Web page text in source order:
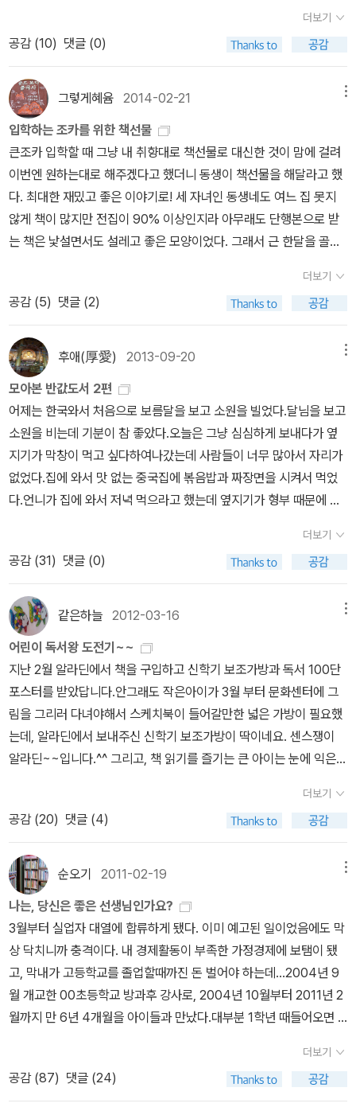
이런 짓은 터럭만큼도 푸른길이 아니다. 한 아이도 팽개치지(포기)
않겠다고 말하려면, 풀 한 포기와 나무 한 그루를 고이 아끼고 보살피
는 길을 열어야 맞다. 나무 한 그루와 아이 하나가 나란하다. 시골과
서울이 함께살 수 있는 길이 아니라면 모두 겉치레요 눈속임이며 거
짓말이다. 삽질로 목돈을 끌어들이는 짓을 멈출 때라야 비로소 아이
어른이 함께웃는 터전으로 나아가겠지. 2026.5.26.ㅍㄹㄴ글 : 숲노
래·파란놀(최종규). 낱말책과 노래를 쓴다. 숲을 품은 시골에서 산다.
살림을 짓는 하루를 가꾼다. 《열두 달 소꿉노래》, 《풀꽃나무 들숲노
래 동시 따라쓰기》, 《새로 쓰는 말밑 꾸러미 사전》, 《미래세대를 위한
《우리말꽃》, 《쉬운 말이 평화》, 《곁말》, 《책숲마실》, 《우리말 수수께
끼 동시》, 《시골에서 살림 짓는 즐거움》, 《이오덕 마음 읽기》를 썼다.
람있었다. 머메이드지로 계단북을 만들어 꾸몄는데, 팀장님이 준비
해 준 화려한 색상을 아이들은 좋아했다.ㅋㅋ <책으로 만나는 인권
학교>와 <인권을 그리다> 미션코너에서 보게 될 인권도서는, 아이들
과 같이 알아보고 생각해 볼 항목으로 --인권 바로 알기, 유엔아동권
리협약, 세계인권선언문, 차별받지 않을 권리, 표현의 자유와 의견존
중, 충분히 쉬고 놀 권리, 교육받을 권리, 건강과 안전의 권리, 보호받
을 권리, 한 사람의 열 걸음 열 사람의 한 걸음 등에 맞춰 선정한 책이
다. 이 외에도 좋은 그림책 특히 우리창작그림책 추천해주
시면 감사하겠습니다~ ^^ <함께살기>님이 추천해주신 책도 추가합
니다~ 고맙습니다! 그리고 함께 살펴볼 인물책으로는, 무소유의
삶을 살며 어려운 이웃들에게 참사랑의 인술을 펼친 의사 장기려 <바
삶을 그린 <소록도 큰할매와 작은할매> 양철북의 인물이야기 시리즈
어린이 도서의 할인도 이어진다. 파주에 갔을 때 <아름다운
사람들> 출판사 앞에서 미끄럼 탔던 기억이(내가 아니라 아들이^^)
도 싼 것 같다. (9월 30일까지) 출판사의 그림책 중 두 권의 그림책을
좋아한다. [알몸으로 학교 간 날]은 입학 선물로 좋은 책이고 [마음이
아플까봐]는 두고두고 보아도 좋은 책이다. 아직 읽지 못했지만 소유
하고 싶은 책은 [손놀이 손유희]인데 내가 아주 취약한 부분이라 보고
익혀봐야겠다. [공주들의 반란]은 아들의 여자친구에게 선물하고 싶
어서 장바구니에 담아두었고, [책을 좋아하는 아이]의 표지가 무척 맘
에 든다. 그러나 '공부가 되는' 시리즈는 영 마음에 안든다. 그래도 그
게 젤 잘 팔리겠지? 씁쓸해진다. 그리고 아직 읽지 않
때 사랑해 마지 않았던 아멜리 노통브의 소설이 신작 발표를 맞아 구
간 반값 할인을 하고 있다. (10월 24일까지) 노블마인에서
는 반값을 넘어선 가격행사를 하기에 또 이 사람의 마음을 뒤흔든다.
(10월 24일까지)다른 것은 버리기도 잘 하고 남주기도 잘하고 충동
구매도 잘 안하는데 어째 책은 안된다. 때마침 스트레스 받는 일이 있
어서 말이지 그 핑계로 또 사지 않을까 조심스레 추측해본다.^^;;
나, 프랑스 가고 싶은 거 맞지?파리에서 커피 마시고
싶은 거 맞지?무엇보다, 책 사고 싶은 거 맞지??? 우산 기한이 얼마
남지 않은 것부터 사고 나머지는 와우북 축제나 파주 북소리에 다녀
와서 구매해야겠다. 그 외에도 두 권이 있기에 어떻게 해야 하나 고민
이 되는 세트 [잃어버린 시간을 찾아서]가 단발성 반값 할인을 한다.
작했다. 올해는 '스토리텔링과 놀이 형식의 간접 체험으로 유럽의 지
리적 특성, 역사, 문화, 예술을 알고 익혀 비전 형성에 도움을 준다.'는
목표로 펼치면 보드게임을 할 수 있는 북으로 만든다. 10차시 계획
안 제목만 봐서는 딱히 어디인지 감이 안잡히는 곳도 있지만, 대략 오
스트리아, 그리스, 영국, 스위스, 프랑스, 이탈리아, 스웨덴, 노르웨이,
덴마크, 핀란드, 러시아... 를 다루는 거 같다.그런데 문제는 첫 수업으
로 오스트리아 공부를 하는데 자꾸만 오스트레일리아 호주라고 말한
다.헉~ 강사님이 오스트리아와 오스트레일리아가 같은 나라로 생각
하는가 싶어, 중간에 귀띰을 했다.오스트리아와 오스트레일리아는 다
르다고. 아이들에게 헷갈렸다 말하고 정정하라 했는데도... 준비한 자
료 중 울룰루나 에버리진 디저리두는 오스트레일리아 건데 그대로 설
명한다.ㅠ할 수 없이 메모를 적어 건네고 잠시 쉬는 시간을 가졌다. 준
비한 자료가 절반은 오스트리아가 아닌 호주거라고....그제서야 강사
덩달아 유럽을 공부한다.우리애들이 즐겨읽던 호돌이 세계여행 시리
즈와 먼나라 이웃나라를 다시 찾아 읽는다. 이번엔 어떤
책이 교재로 나오는지 지도안을 봐선 알 수가 없어. 내 맘대로 몇 권
골라본다. 프랑스의 배려와 다름을 이해하기 좋은 그림책 <알몸으로
학교 간 날>프랑스 그림책이나 작가는 누가 유명한가? 샤를 페로
와 신데렐라 이야기가 생각난다. 마지막 수업, 별--- 잔잔한
감동을 주는 알퐁스 도데 빼놓을 수 없지. 그리고 내가 좋아
하는 그림책 작가 피터 시스.... 검색하니 생 떽쥐베리의 삶을 보여주
여러 권 소장했는데, 파블로 네루다의 어린시절을 그린 <별이 된 소
년>도 참 좋았다. 피터 시스의 <장벽> 냉전시절의 체코슬로
바키아 프라하를 보여준다. 내가 소장한 책은 몇 권 안 되지만
가브리엘 뱅상 ... 손꼽아 줘야지. 영국 작가로는 존 버닝햄 너무
유명하고 작품도 엄청 많으니까신간 <동물원 가는 길>과 내게 없는
책을 챙겨 둔다. 존 버닝햄과 더불어 영국의 3대 그림책 작가로
꼽히는 찰스 키핑 브라이언 와일드 스미스 한밤의 넋두
리....이런저런 폭행과 체벌 등 인간이라면 도저히 할 수 없는 짓으로
아까운 생명들이 죽어갈 때, 우린 무엇을 했나...아들을 군대에 보낸
엄마로, 딸아이를 둘이나 키우는 엄마로 참 심란하고 잠이 안 오는 밤
이다. ㅠ아들이 휴가올 때마다 폭행은 없는가 물었고, 상병이 된 후로
믿어도 되겠지?...
더보기
공감 (10) 댓글 (0)
그렇게혜윰 2014-02-21
입학하는 조카를 위한 책선물
큰조카 입학할 때 그냥 내 취향대로 책선물로 대신한 것이 맘에 걸려
이번엔 원하는대로 해주겠다고 했더니 동생이 책선물을 해달라고 했
다. 최대한 재밌고 좋은 이야기로! 세 자녀인 동생네도 여느 집 못지
않게 책이 많지만 전집이 90% 이상인지라 아무래도 단행본으로 받
는 책은 낯설면서도 설레고 좋은 모양이었다. 그래서 근 한달을 골라
라보았다. 이 책들은 입학선물의 고전 즈음 되지
않을까 싶다. 내 기억에 [노란 양동이]의 글밥이 많았던 터라 아직 책
읽기에 서툰 조카에겐 살짝 버거울 수도 있겠지만 형이 있으니까^^
자신감을 심어주고 싶었고 남들과 다른 것이 당연하다는 것을 느끼게
해 주고 싶었다. 입학의 설레임과 두려움을 동시에 가질 조카를 위
해 학교 생활에 대한 책을 몇 권 골라봤다. 새로 나온 책부터 내가 재
밌게 읽은 책, 리뷰에게 재밌다고 소개한 책들을 골라봤다. 재밌게 읽
었으면 좋겠다. 왠지 내 동생(조카의 에미)가 더 재밌게 읽을 것 같다.
[우리 선생님을 돌려주세요]를 포함하여 신간책도 골
라보았다. 신간 평가단을 하면서 좋았던 두 권인데 글밥이 적어 자칫
유치할 수도 있겠지만 편안한 마음으로 읽을 수 있을 [슈퍼 거북]과
글이 없는데도 묵직한 [빅 피쉬]. 엄마와 함께 읽으면 좋겠구만.
더보기
공감 (5) 댓글 (2)
후애(厚愛) 2013-09-20
모아본 반값도서 2편
어제는 한국와서 처음으로 보름달을 보고 소원을 빌었다.달님을 보고
소원을 비는데 기분이 참 좋았다.오늘은 그냥 심심하게 보내다가 옆
지기가 막창이 먹고 싶다하여나갔는데 사람들이 너무 많아서 자리가
없었다.집에 와서 맛 없는 중국집에 볶음밥과 짜장면을 시켜서 먹었
다.언니가 집에 와서 저녁 먹으라고 했는데 옆지기가 형부 때문에 싫
에 안 좋은 일로 옆지기가 형부를 보기 싫어한다.이해는 하는데 언니
가 걱정이다.이런 일로 또 언니한테 안 좋은 소리 할까봐... 짜장면 먹
고 체했는지 다 올리고 나니 속이 좀 괜찮다.책 보다가 휴식겸 페이퍼
를 쓴다.반값도서 2편을 올린다.^^
군터 파울리의 책들은 착한 가격
이라니... 각 권 2,800원~!!! 반값도서 2편은 여기까지~
더보기
공감 (31) 댓글 (0)
같은하늘 2012-03-16
어린이 독서왕 도전기~~
지난 2월 알라딘에서 책을 구입하고 신학기 보조가방과 독서 100단
포스터를 받았답니다.안그래도 작은아이가 3월 부터 문화센터에 그
림을 그리러 다녀야해서 스케치북이 들어갈만한 넓은 가방이 필요했
는데, 알라딘에서 보내주신 신학기 보조가방이 딱이네요. 센스쟁이
알라딘~~입니다.^^ 그리고, 책 읽기를 즐기는 큰 아이는 눈에 익은 <
년전 여름방학에도 도전한 적이 있기에 별거 아니라는 투로 아주 쉽
게 100권 달성을 장담하고 시작했답니다. 여름방학 도전 할 때도 살
짝 건의를 했었는데 이번에도 역시나 번호 순서가 가로로 나왔네요.
옆으로 번호가 이동하는것 보다 아래로 써내려 가는게 편하다고 아이
가 말했었거든요. 지난번에는 아무 생각없이 아래로 써내려가다 번호
가 그게 아닌걸 발견했기에, 이번에는 번호 잘 보고 쓰라고 미리부터
당부를 했답니다.^^ 겨울방학은 끝났지만 4교시 단축수업에 학원이
라고는 영어학원 하나밖에 다니지 않으니 시간적 여유가 많은 우리아
이~~ 거기다 기나긴 봄방학까지 있었으니 100권 달성은 일도 아니
라고 호언장담하며 시작했답니다. 음... 하지만 그게 쉬운일이 아니더
군요. 2년 전에는 저학년이라 그림책도 많이보고 동화책이라도 글밥
이 많지 않았는데, 이젠 제법 수준이 높아져서(?) 만만한 일이 아니랍
니다. 그래도 한가지 원칙이라면 만화책은 권수에 포함하지 않는다입
더보기
공감 (20) 댓글 (4)
순오기 2011-02-19
나는, 당신은 좋은 선생님인가요?
3월부터 실업자 대열에 합류하게 됐다. 이미 예고된 일이었음에도 막
상 닥치니까 충격이다. 내 경제활동이 부족한 가정경제에 보탬이 됐
고, 막내가 고등학교를 졸업할때까진 돈 벌어야 하는데...2004년 9
월 개교한 00초등학교 방과후 강사로, 2004년 10월부터 2011년 2
월까지 만 6년 4개월을 아이들과 만났다.대부분 1학년 때들어오면 4
정이 들었다.3년만 더 채우면 10년인데...작년에 부임한 교장샘이 기
득권을 인정하지 않겠다며대대적인 물갈이를 단행했다.개교한 해부
터 근무했던 강사들은 모두 탈락했고,...7년이었으니 더바라는 것도
더보기
공감 (87) 댓글 (24)